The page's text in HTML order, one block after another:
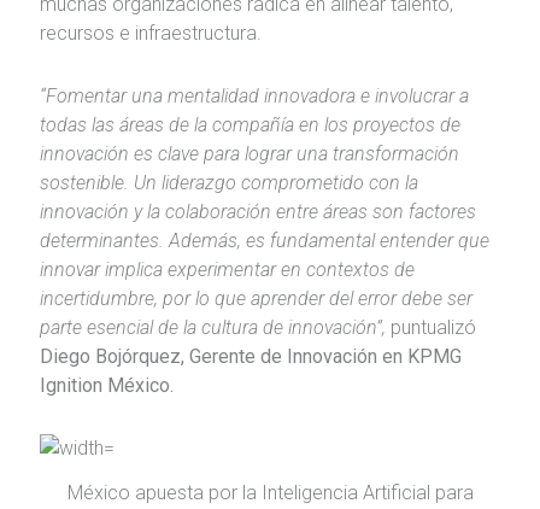
muchas organizaciones radica en alinear talento,
recursos e infraestructura.
“Fomentar una mentalidad innovadora e involucrar a
todas las áreas de la compañía en los proyectos de
innovación es clave para lograr una transformación
sostenible. Un liderazgo comprometido con la
innovación y la colaboración entre áreas son factores
determinantes. Además, es fundamental entender que
innovar implica experimentar en contextos de
incertidumbre, por lo que aprender del error debe ser
parte esencial de la cultura de innovación”, puntualizó
Diego Bojórquez, Gerente de Innovación en KPMG
Ignition México.
México apuesta por la Inteligencia Artificial para